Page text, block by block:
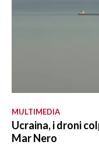
MULTIMEDIA
Ucraina, i droni
Mar Nero